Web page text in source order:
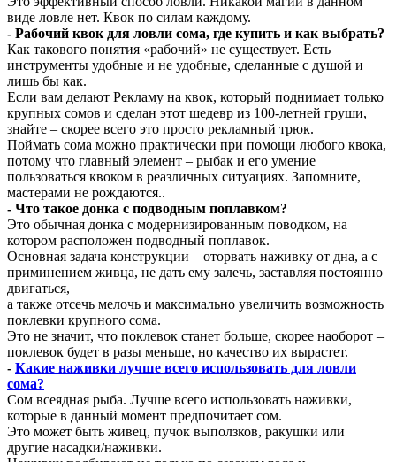
виде ловле нет. Квок по силам каждому.
- Рабочий квок для ловли сома, где купить и как выбрать?
Как такового понятия «рабочий» не существует. Есть
инструменты удобные и не удобные, сделанные с душой и
лишь бы как.
Если вам делают Рекламу на квок, который поднимает только
крупных сомов и сделан этот шедевр из 100-летней груши,
знайте – скорее всего это просто рекламный трюк.
Поймать сома можно практически при помощи любого квока,
потому что главный элемент – рыбак и его умение
пользоваться квоком в реазличных ситуациях. Запомните,
мастерами не рождаются..
- Что такое донка с подводным поплавком?
Это обычная донка с модернизированным поводком, на
котором расположен подводный поплавок.
Основная задача конструкции – оторвать наживку от дна, а с
приминением живца, не дать ему залечь, заставляя постоянно
двигаться,
а также отсечь мелочь и максимально увеличить возможность
поклевки крупного сома.
Это не значит, что поклевок станет больше, скорее наоборот –
поклевок будет в разы меньше, но качество их вырастет.
- Какие наживки лучше всего использовать для ловли
сома?
Сом всеядная рыба. Лучше всего использовать наживки,
которые в данный момент предпочитает сом.
Это может быть живец, пучок выползков, ракушки или
другие насадки/наживки.